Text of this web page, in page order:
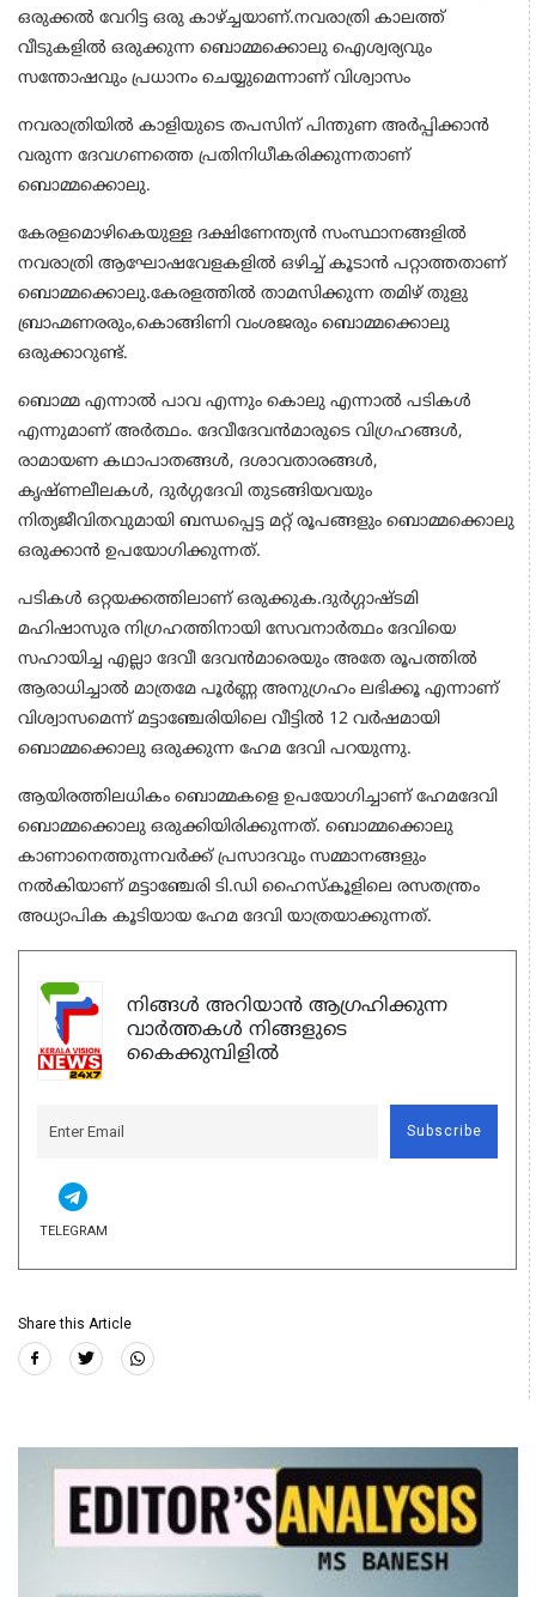
ഒരുക്കൽ വേറിട്ട ഒരു കാഴ്ച്ചയാണ്.നവരാത്രി കാലത്ത്
വീടുകളിൽ ഒരുക്കുന്ന ബൊമ്മക്കൊലു ഐശ്വര്യവും
സന്തോഷവും പ്രധാനം ചെയ്യുമെന്നാണ് വിശ്വാസം
നവരാത്രിയിൽ കാളിയുടെ തപസിന് പിന്തുണ അർപ്പിക്കാൻ
വരുന്ന ദേവഗണത്തെ പ്രതിനിധീകരിക്കുന്നതാണ്
ബൊമ്മക്കൊലു.
കേരളമൊഴികെയുള്ള ദക്ഷിണേന്ത്യൻ സംസ്ഥാനങ്ങളിൽ
നവരാത്രി ആഘോഷവേളകളിൽ ഒഴിച്ച് കൂടാൻ പറ്റാത്തതാണ്
ബൊമ്മക്കൊലു.കേരളത്തിൽ താമസിക്കുന്ന തമിഴ് തുളു
ബ്രാഹ്മണരരും,കൊങ്ങിണി വംശജരും ബൊമ്മക്കൊലു
ഒരുക്കാറുണ്ട്.
ബൊമ്മ എന്നാൽ പാവ എന്നും കൊലു എന്നാൽ പടികൾ
എന്നുമാണ് അർത്ഥം. ദേവീദേവൻമാരുടെ വിഗ്രഹങ്ങൾ,
രാമായണ കഥാപാതങ്ങൾ, ദശാവതാരങ്ങൾ,
കൃഷ്ണലീലകൾ, ദുർഗ്ഗദേവി തുടങ്ങിയവയും
നിത്യജീവിതവുമായി ബന്ധപ്പെട്ട മറ്റ് രൂപങ്ങളും ബൊമ്മക്കൊലു
ഒരുക്കാൻ ഉപയോഗിക്കുന്നത്.
പടികൾ ഒറ്റയക്കത്തിലാണ് ഒരുക്കുക.ദുർഗ്ഗാഷ്ടമി
മഹിഷാസുര നിഗ്രഹത്തിനായി സേവനാർത്ഥം ദേവിയെ
സഹായിച്ച എല്ലാ ദേവീ ദേവൻമാരെയും അതേ രൂപത്തിൽ
ആരാധിച്ചാൽ മാത്രമേ പൂർണ്ണ അനുഗ്രഹം ലഭിക്കൂ എന്നാണ്
വിശ്വാസമെന്ന് മട്ടാഞ്ചേരിയിലെ വീട്ടിൽ 12 വർഷമായി
ബൊമ്മക്കൊലു ഒരുക്കുന്ന ഹേമ ദേവി പറയുന്നു.
ആയിരത്തിലധികം ബൊമ്മകളെ ഉപയോഗിച്ചാണ് ഹേമദേവി
ബൊമ്മക്കൊലു ഒരുക്കിയിരിക്കുന്നത്. ബൊമ്മക്കൊലു
കാണാനെത്തുന്നവർക്ക് പ്രസാദവും സമ്മാനങ്ങളും
നൽകിയാണ് മട്ടാഞ്ചേരി ടി.ഡി ഹൈസ്കൂളിലെ രസതന്ത്രം
അധ്യാപിക കൂടിയായ ഹേമ ദേവി യാത്രയാക്കുന്നത്.
നിങ്ങൾ അറിയാൻ ആഗ്രഹിക്കുന്ന
വാർത്തകൾ നിങ്ങളുടെ
കൈക്കുമ്പിളിൽ
Subscribe
TELEGRAM
Share this Article